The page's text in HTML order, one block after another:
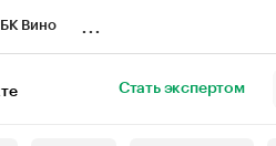
Вино
Стать экспертом